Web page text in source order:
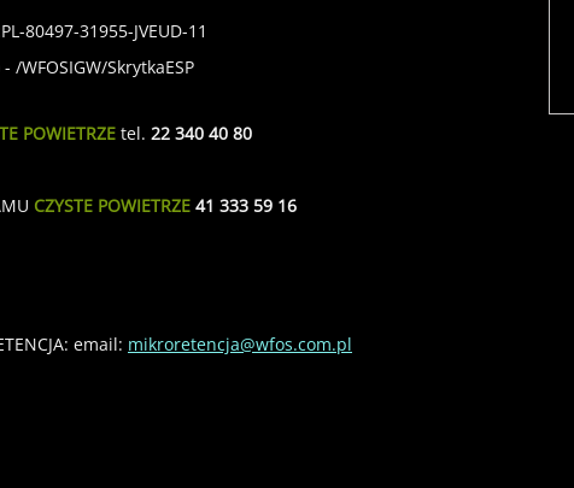
80497-31955-JVEUD-11
WFOSIGW/SkrytkaESP
POWIETRZE tel. 22 340 40 80
CZYSTE POWIETRZE 41 333 59 16
email: mikroretencja@wfos.com.pl